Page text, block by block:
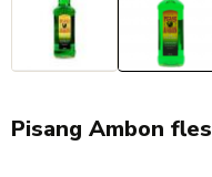
Pisang Ambon